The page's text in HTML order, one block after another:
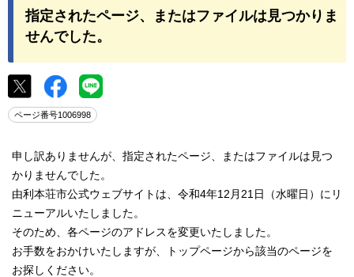
指定されたページ、またはファイルは見つかりま
せんでした。
ページ番号1006998
申し訳ありませんが、指定されたページ、またはファイルは見つ
かりませんでした。
由利本荘市公式ウェブサイトは、令和4年12月21日（水曜日）にリ
ニューアルいたしました。
そのため、各ページのアドレスを変更いたしました。
お手数をおかけいたしますが、トップページから該当のページを
お探しください。